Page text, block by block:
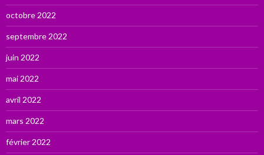
octobre 2022
septembre 2022
juin 2022
mai 2022
avril 2022
mars 2022
février 2022